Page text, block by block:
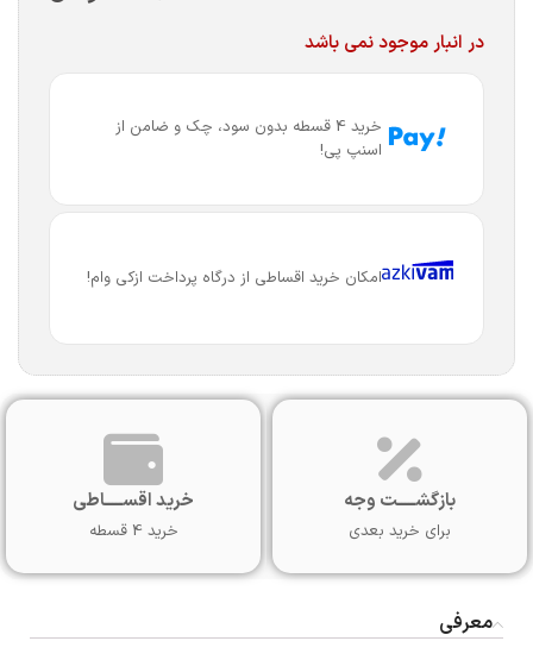
در انبار موجود نمی باشد
خرید 4 قسطه بدون سود، چک و ضامن از
اسنپ پی!
امکان خرید اقساطی از درگاه پرداخت ازکی وام!
بازگشـــــت وجه
برای خرید بعدی
خرید اقســـــاطی
خرید 4 قسطه
معرفی